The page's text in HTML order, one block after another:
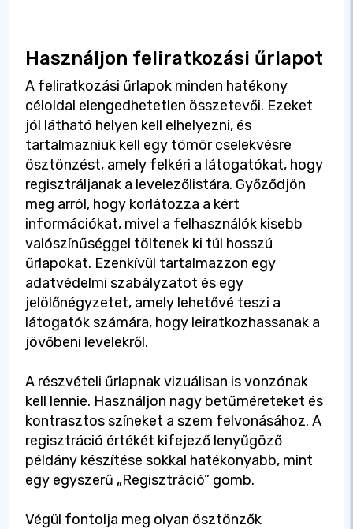
Használjon feliratkozási űrlapot
A feliratkozási űrlapok minden hatékony
céloldal elengedhetetlen összetevői. Ezeket
jól látható helyen kell elhelyezni, és
tartalmazniuk kell egy tömör cselekvésre
ösztönzést, amely felkéri a látogatókat, hogy
regisztráljanak a levelezőlistára. Győződjön
meg arról, hogy korlátozza a kért
információkat, mivel a felhasználók kisebb
valószínűséggel töltenek ki túl hosszú
űrlapokat. Ezenkívül tartalmazzon egy
adatvédelmi szabályzatot és egy
jelölőnégyzetet, amely lehetővé teszi a
látogatók számára, hogy leiratkozhassanak a
jövőbeni levelekről.
A részvételi űrlapnak vizuálisan is vonzónak
kell lennie. Használjon nagy betűméreteket és
kontrasztos színeket a szem felvonásához. A
regisztráció értékét kifejező lenyűgöző
példány készítése sokkal hatékonyabb, mint
egy egyszerű „Regisztráció” gomb.
Végül fontolja meg olyan ösztönzők